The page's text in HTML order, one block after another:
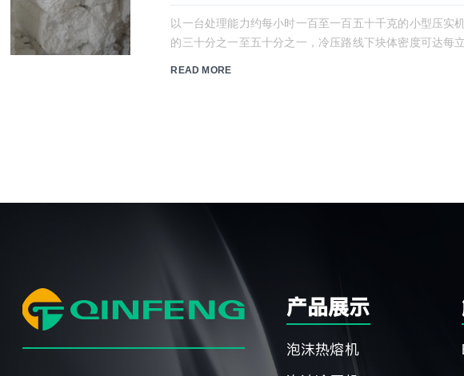
以一台处理能力约每小时一百至一百五十千克的小型压实
的三十分之一至五十分之一，冷压路线下块体密度可达每
READ MORE
产品展示
泡沫热熔机